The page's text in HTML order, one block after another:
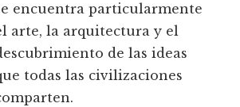
encuentra particularmente
arte, la arquitectura y el
de las ideas
todas las civilizaciones